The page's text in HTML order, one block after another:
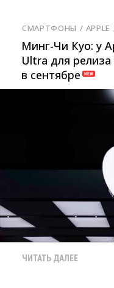
СМАРТФОНЫ / APPLE
Минг-Чи Куо: у
Ultra для
в сентябре
ЧИТАТЬ ДАЛЕЕ